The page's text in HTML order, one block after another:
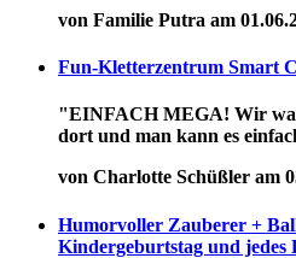
von Familie Putra am
Fun-Kletterzentrum Smart
"EINFACH MEGA! Wir
dort und man kann es
von Charlotte Schüßler am
Humorvoller Zauberer +
Kindergeburtstag und jedes